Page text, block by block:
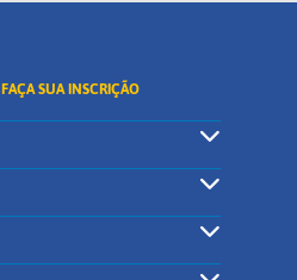
FAÇA SUA INSCRIÇÃO